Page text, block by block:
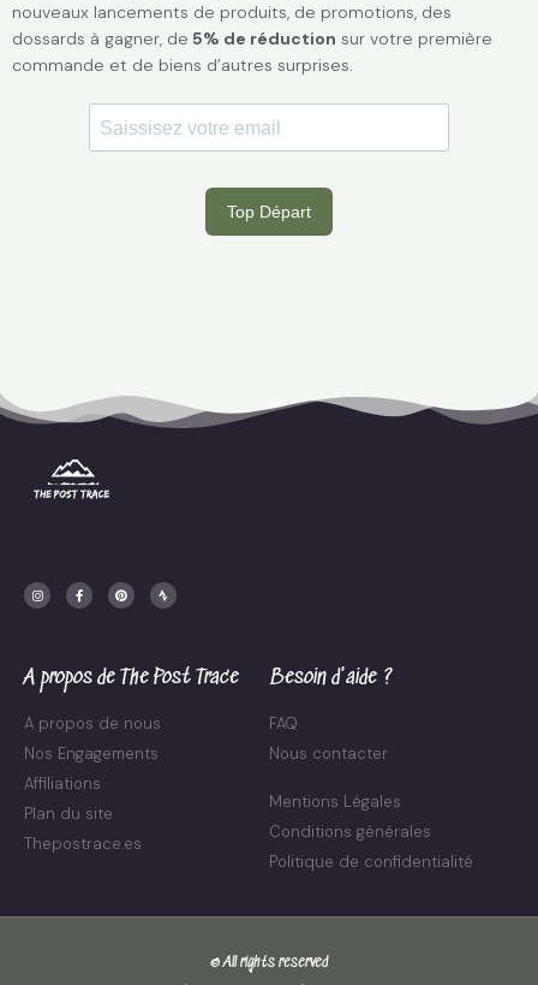
nouveaux lancements de produits, de promotions, des
dossards à gagner, de 5% de réduction sur votre première
commande et de biens d’autres surprises.
s
t
a
c
e
b
f
n
t
e
r
a
v
A propos de The Post Trace
A propos de nous
Nos Engagements
Affiliations
Plan du site
Thepostrace.es
Besoin d'aide ?
FAQ
Nous contacter
Mentions Légales
Conditions générales
Politique de confidentialité
© All rights reserved